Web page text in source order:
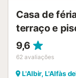
Casa de
terraço e
9,6
62 avaliações
L'Albir, L'Alfàs